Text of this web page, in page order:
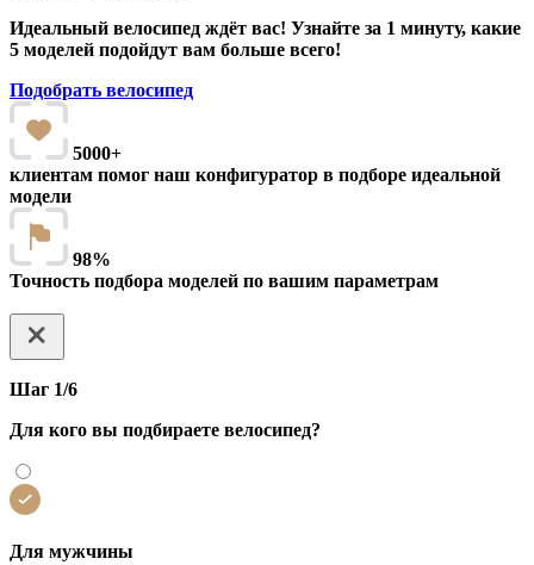
Идеальный велосипед ждёт вас! Узнайте за 1 минуту, какие
5 моделей подойдут вам больше всего!
Подобрать велосипед
5000+
клиентам помог наш конфигуратор в подборе идеальной
модели
98%
Точность подбора моделей по вашим параметрам
Шаг 1/6
Для кого вы подбираете велосипед?
Для мужчины